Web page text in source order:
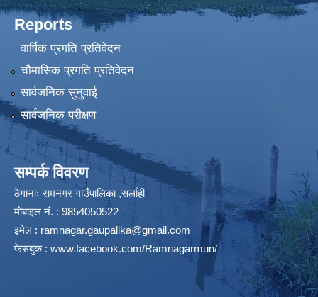
Reports
वार्षिक प्रगति प्रतिवेदन
चौमासिक प्रगति प्रतिवेदन
सार्वजनिक सुनुवाई
सार्वजनिक परीक्षण
सम्पर्क विवरण
ठेगानाः रामनगर गाउँपालिका ,सर्लाही
माेबाइल न‌ं. : 9854050522
इमेल : ramnagar.gaupalika@gmail.com
फेसबुक : www.facebook.com/Ramnagarmun/